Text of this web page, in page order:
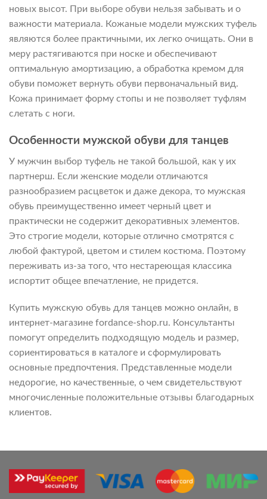
новых высот. При выборе обуви нельзя забывать и о
важности материала. Кожаные модели мужских туфель
являются более практичными, их легко очищать. Они в
меру растягиваются при носке и обеспечивают
оптимальную амортизацию, а обработка кремом для
обуви поможет вернуть обуви первоначальный вид.
Кожа принимает форму стопы и не позволяет туфлям
слетать с ноги.
Особенности мужской обуви для танцев
У мужчин выбор туфель не такой большой, как у их
партнерш. Если женские модели отличаются
разнообразием расцветок и даже декора, то мужская
обувь преимущественно имеет черный цвет и
практически не содержит декоративных элементов.
Это строгие модели, которые отлично смотрятся с
любой фактурой, цветом и стилем костюма. Поэтому
переживать из-за того, что нестареющая классика
испортит общее впечатление, не придется.
Купить мужскую обувь для танцев можно онлайн, в
интернет-магазине fordance-shop.ru. Консультанты
помогут определить подходящую модель и размер,
сориентироваться в каталоге и сформулировать
основные предпочтения. Представленные модели
недорогие, но качественные, о чем свидетельствуют
многочисленные положительные отзывы благодарных
клиентов.